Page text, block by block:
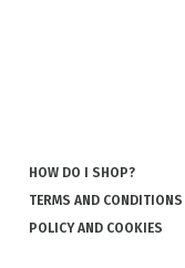
HOW DO I SHOP?
TERMS AND CONDITIONS
POLICY AND COOKIES